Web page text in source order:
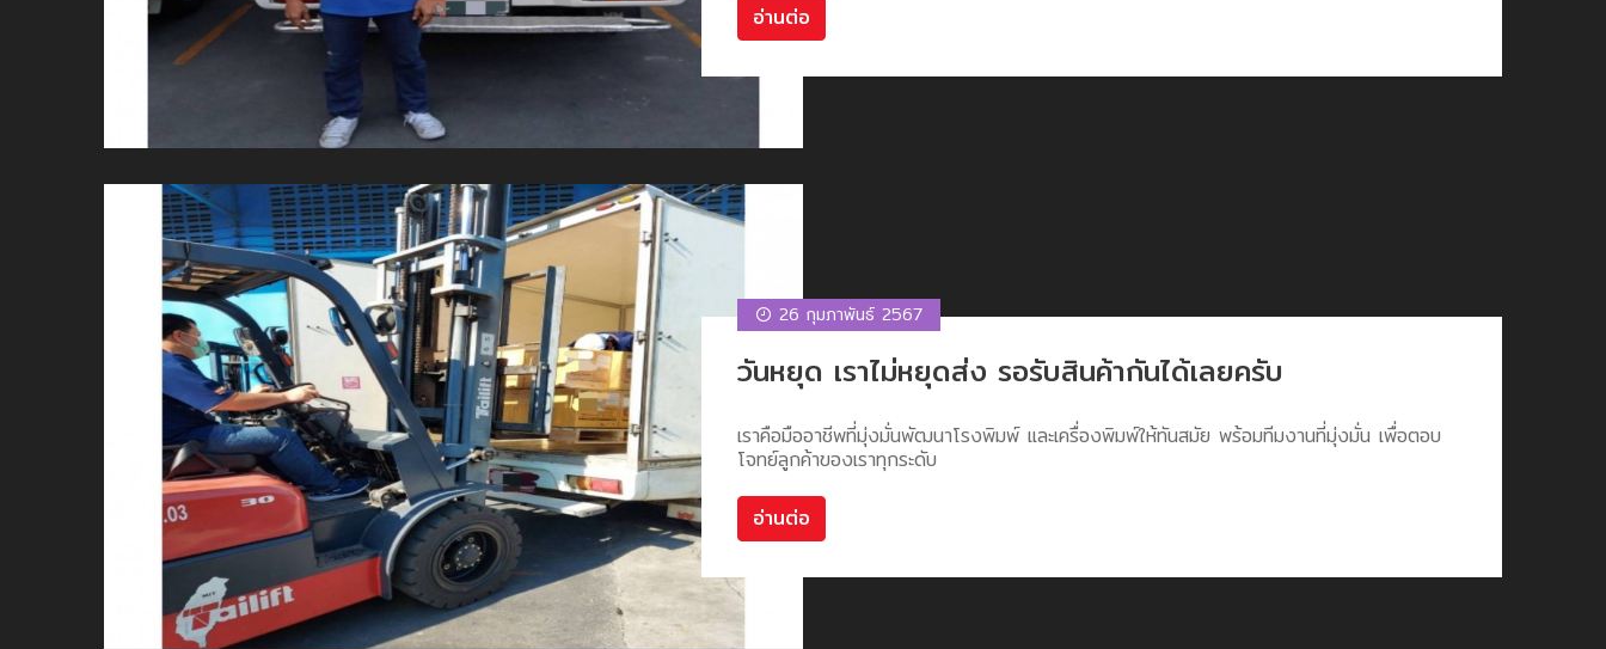
อ่านต่อ
26 กุมภาพันธ์ 2567
วันหยุด เราไม่หยุดส่ง รอรับสินค้ากันได้เลยครับ
เราคือมืออาชีพที่มุ่งมั่นพัฒนาโรงพิมพ์ และเครื่องพิมพ์ให้ทันสมัย พร้อมทีมงานที่มุ่งมั่น เพื่อตอบ
โจทย์ลูกค้าของเราทุกระดับ
อ่านต่อ